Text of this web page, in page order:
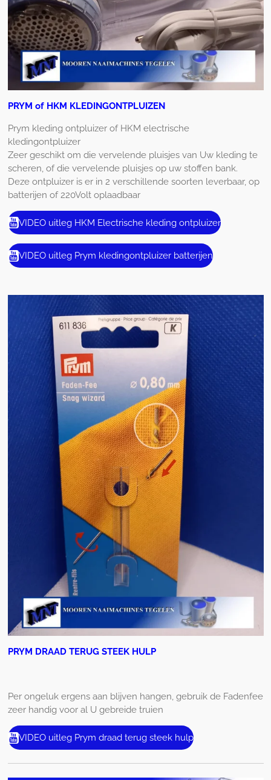
PRYM of HKM KLEDINGONTPLUIZEN
Prym kleding ontpluizer of HKM electrische
kledingontpluizer
Zeer geschikt om die vervelende pluisjes van Uw kleding te
scheren, of die vervelende pluisjes op uw stoffen bank.
Deze ontpluizer is er in 2 verschillende soorten leverbaar, op
batterijen of 220Volt oplaadbaar
VIDEO uitleg HKM Electrische kleding ontpluizer
VIDEO uitleg Prym kledingontpluizer batterijen
PRYM DRAAD TERUG STEEK HULP
Per ongeluk ergens aan blijven hangen, gebruik de Fadenfee
zeer handig voor al U gebreide truien
VIDEO uitleg Prym draad terug steek hulp